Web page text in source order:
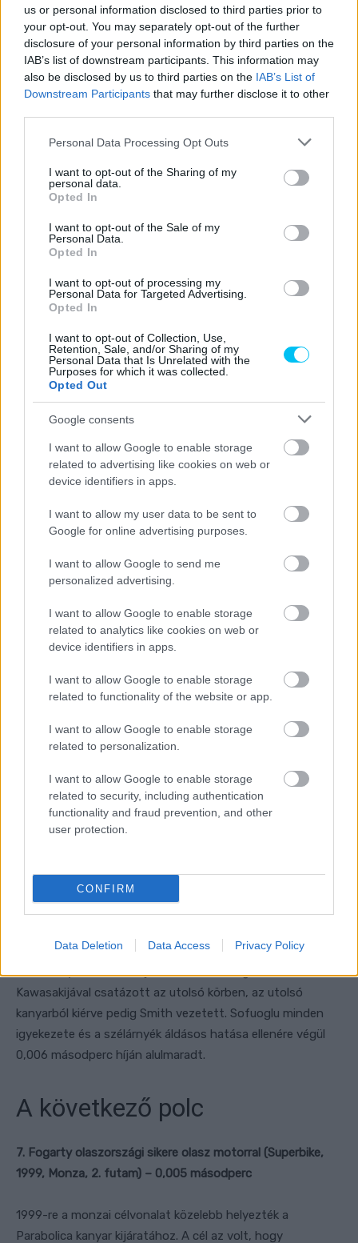
us or personal information disclosed to third parties prior to
your opt-out. You may separately opt-out of the further
disclosure of your personal information by third parties on the
IAB’s list of downstream participants. This information may
also be disclosed by us to third parties on the IAB’s List of
Downstream Participants that may further disclose it to other
Please note that this website/app uses one or more Google
not limited to your visit or usage behaviour. You may click to
grant or deny consent to Google and its third-party tags to
use your data for below specified purposes in below Google
consent section.
Personal Data Processing Opt Outs
I want to opt-out of the Sharing of my
personal data.
Opted In
I want to opt-out of the Sale of my
Personal Data.
Opted In
I want to opt-out of processing my
Personal Data for Targeted Advertising.
Opted In
I want to opt-out of Collection, Use,
Retention, Sale, and/or Sharing of my
Personal Data that Is Unrelated with the
Purposes for which it was collected.
Opted Out
Google consents
I want to allow Google to enable storage
related to advertising like cookies on web or
device identifiers in apps.
I want to allow my user data to be sent to
Google for online advertising purposes.
I want to allow Google to send me
personalized advertising.
I want to allow Google to enable storage
related to analytics like cookies on web or
device identifiers in apps.
I want to allow Google to enable storage
related to functionality of the website or app.
I want to allow Google to enable storage
related to personalization.
I want to allow Google to enable storage
related to security, including authentication
functionality and fraud prevention, and other
user protection.
CONFIRM
Data Deletion Data Access Privacy Policy